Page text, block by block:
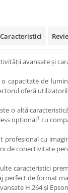
Videoproiectoare
si
Echipamente
IT
Mobilier
Invatamant
Caracteristici
avansate şi
capacitate de
oferă
o altă
opţional1 cu
profesional cu
de conectivitate
caracteristici
perfect de format
H.264 și